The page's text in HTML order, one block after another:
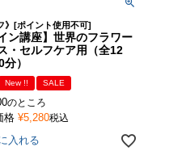
》[ポイント使用不可]
ン講座】世界のフラワー
・セルフケア用（全12
）
New !! SALE
のところ
格 ¥5,280税込
入れる